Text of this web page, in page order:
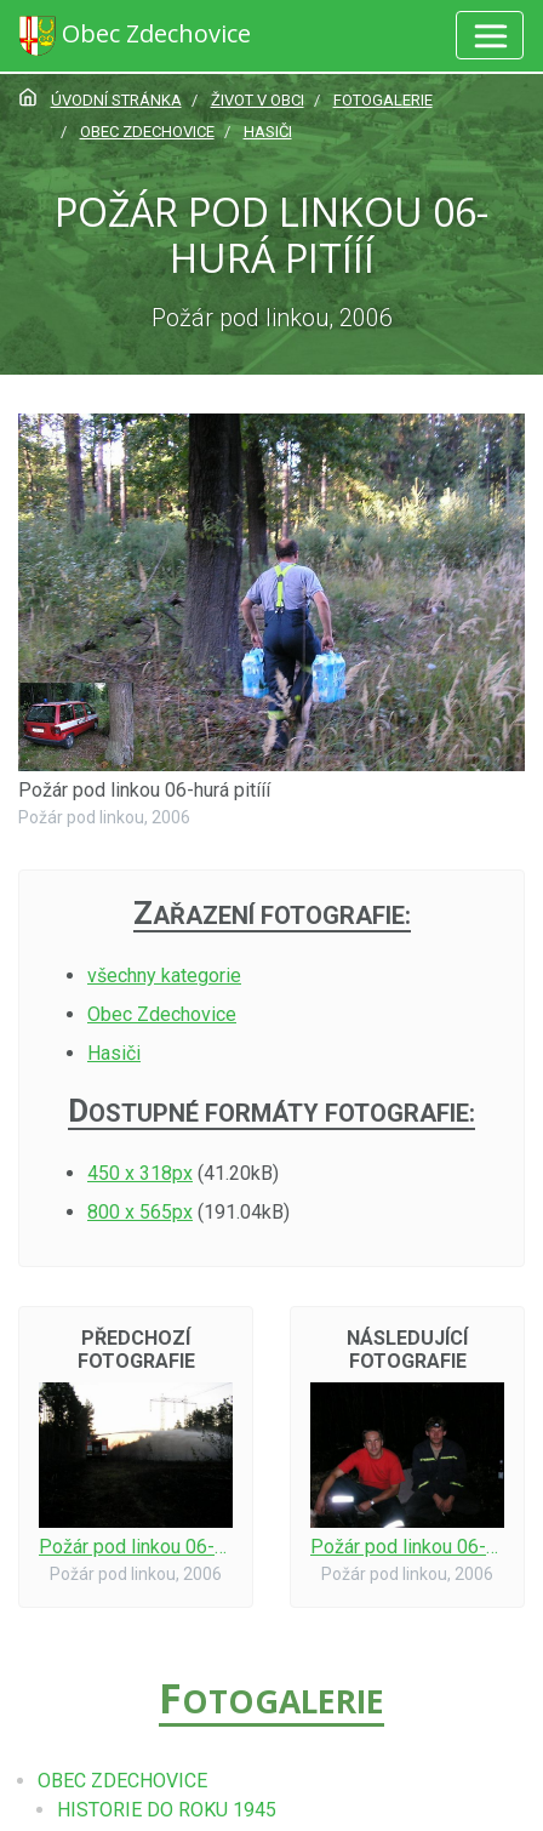
Obec Zdechovice
ÚVODNÍ STRÁNKA ŽIVOT V OBCI
FOTOGALERIE
OBEC ZDECHOVICE
HASIČI
POŽÁR POD LINKOU 06-
HURÁ PITÍÍÍ
Požár pod linkou, 2006
Požár pod linkou 06-hurá pitííí
Požár pod linkou, 2006
ZAŘAZENÍ FOTOGRAFIE:
všechny kategorie
Obec Zdechovice
Hasiči
DOSTUPNÉ FORMÁTY FOTOGRAFIE:
450 x 318px (41.20kB)
800 x 565px (191.04kB)
PŘEDCHOZÍ
FOTOGRAFIE
Požár pod linkou 06-hašení za svítání
Požár pod linkou, 2006
NÁSLEDUJÍCÍ
FOTOGRAFIE
Požár pod linkou 06-odpočinek po zásahu 2
Požár pod linkou, 2006
FOTOGALERIE
OBEC ZDECHOVICE
HISTORIE DO ROKU 1945